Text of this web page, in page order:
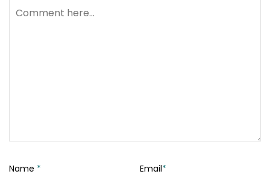
Name * Email*